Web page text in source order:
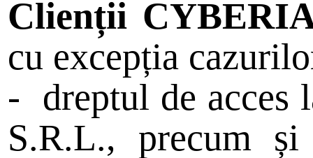
Clienții
cu excepția
- dreptul de acces
S.R.L., precum